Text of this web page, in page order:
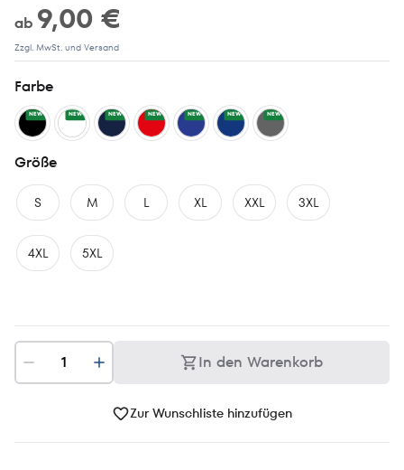
ab 9,00 €
Zzgl. MwSt. und Versand
Farbe
NEW NEW NEW NEW NEW NEW NEW
Größe
S M L XL XXL 3XL
4XL 5XL
In den Warenkorb
Zur Wunschliste hinzufügen